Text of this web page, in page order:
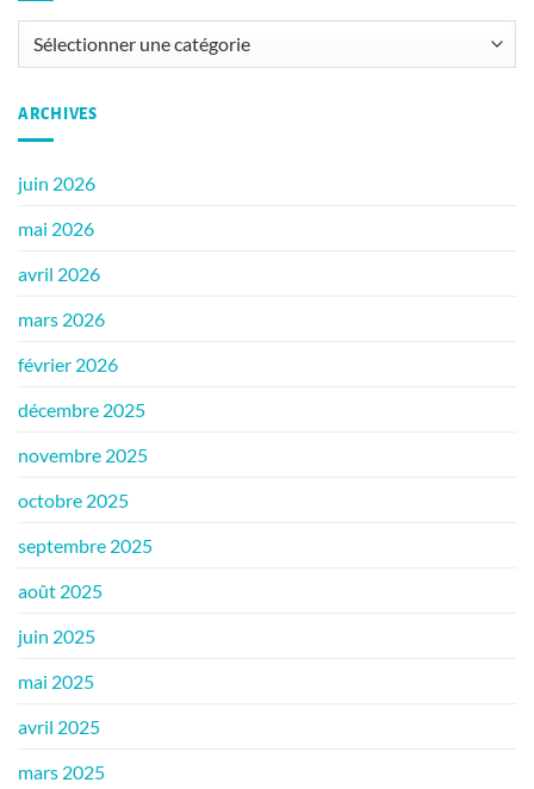
ARCHIVES
juin 2026
mai 2026
avril 2026
mars 2026
février 2026
décembre 2025
novembre 2025
octobre 2025
septembre 2025
août 2025
juin 2025
mai 2025
avril 2025
mars 2025